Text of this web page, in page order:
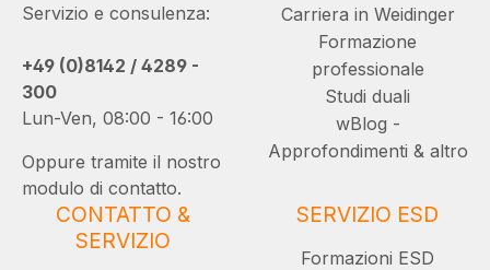
Servizio e consulenza:
+49 (0)8142 / 4289 -
300
Lun-Ven, 08:00 - 16:00
Oppure tramite il nostro
modulo di contatto.
Carriera in Weidinger
Formazione
professionale
Studi duali
wBlog -
Approfondimenti & altro
CONTATTO &
SERVIZIO
SERVIZIO ESD
Formazioni ESD